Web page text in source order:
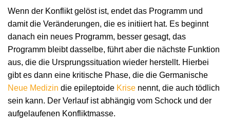
Wenn der Konflikt gelöst ist, endet das Programm und
damit die Veränderungen, die es initiiert hat. Es beginnt
danach ein neues Programm, besser gesagt, das
Programm bleibt dasselbe, führt aber die nächste Funktion
aus, die die Ursprungssituation wieder herstellt. Hierbei
gibt es dann eine kritische Phase, die die Germanische
Neue Medizin die epileptoide Krise nennt, die auch tödlich
sein kann. Der Verlauf ist abhängig vom Schock und der
aufgelaufenen Konfliktmasse.